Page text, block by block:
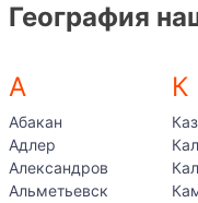
География
А
Абакан
Адлер
Александров
Альметьевск
К